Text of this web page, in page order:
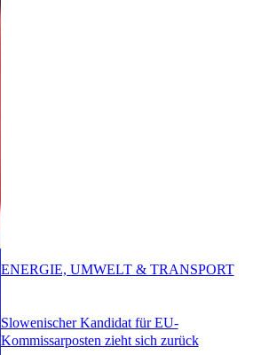
Slowenischer Kandidat für EU-
Kommissarposten zieht sich zurück
ENERGIE, UMWELT & TRANSPORT